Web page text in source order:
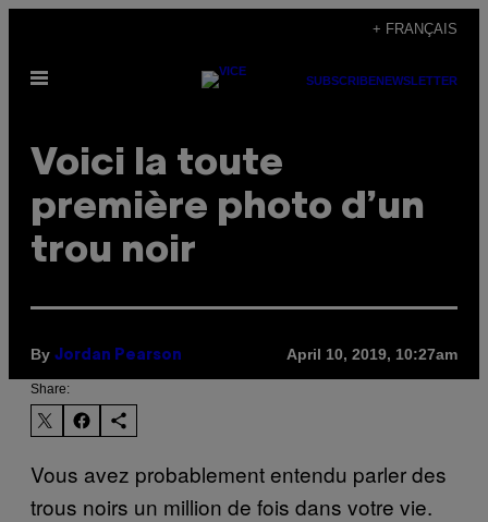
content
+ FRANÇAIS
Open
SUBSCRIBENEWSLETTER
Voici la toute
première photo d’un
trou noir
By Jordan Pearson April 10, 2019, 10:27am
Share:
Vous avez probablement entendu parler des
trous noirs un million de fois dans votre vie.